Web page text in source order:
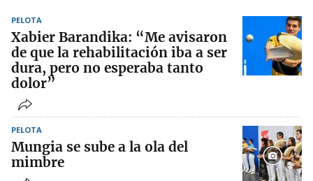
PELOTA
Xabier Barandika: “Me avisaron
de que la rehabilitación iba a ser
dura, pero no esperaba tanto
dolor”
PELOTA
Mungia se sube a la ola del
mimbre